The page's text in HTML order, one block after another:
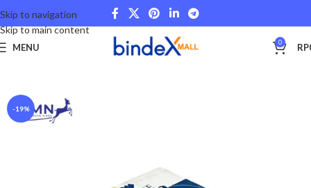
Skip to navigation
Skip to main content
MENU 0 RP
Beranda Other Categories
-19%